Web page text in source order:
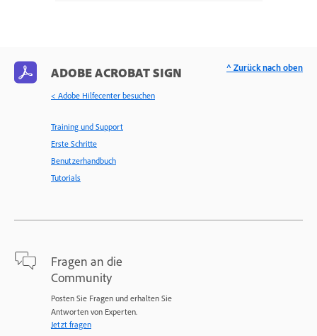
ADOBE ACROBAT SIGN
< Adobe Hilfecenter besuchen
Training und Support
Erste Schritte
Benutzerhandbuch
Tutorials
Fragen an die
Community
Posten Sie Fragen und erhalten Sie
Antworten von Experten.
Jetzt fragen
^ Zurück nach oben